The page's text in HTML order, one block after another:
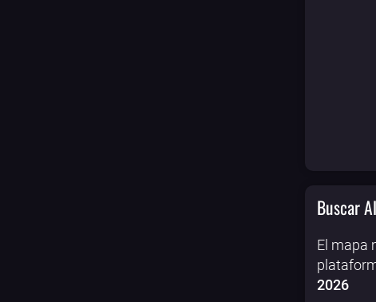
Buscar
El mapa
2026